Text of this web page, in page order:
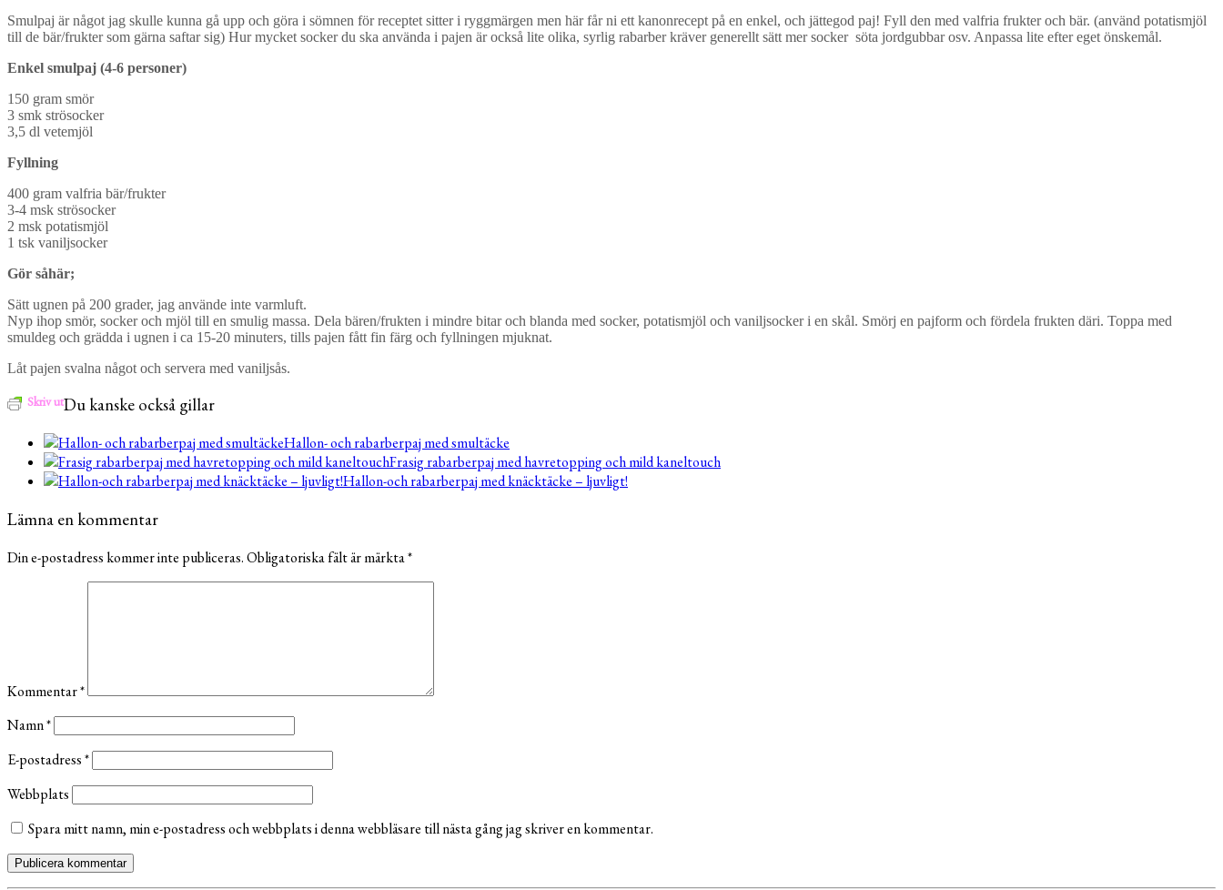
Smulpaj är något jag skulle kunna gå upp och göra i sömnen för receptet sitter i ryggmärgen men här får ni ett kanonrecept på en enkel, och jättegod paj! Fyll den med valfria frukter och bär. (använd potatismjöl
till de bär/frukter som gärna saftar sig) Hur mycket socker du ska använda i pajen är också lite olika, syrlig rabarber kräver generellt sätt mer socker söta jordgubbar osv. Anpassa lite efter eget önskemål.
Enkel smulpaj (4-6 personer)
150 gram smör
3 smk strösocker
3,5 dl vetemjöl
Fyllning
400 gram valfria bär/frukter
3-4 msk strösocker
2 msk potatismjöl
1 tsk vaniljsocker
Gör såhär;
Sätt ugnen på 200 grader, jag använde inte varmluft.
Nyp ihop smör, socker och mjöl till en smulig massa. Dela bären/frukten i mindre bitar och blanda med socker, potatismjöl och vaniljsocker i en skål. Smörj en pajform och fördela frukten däri. Toppa med
smuldeg och grädda i ugnen i ca 15-20 minuters, tills pajen fått fin färg och fyllningen mjuknat.
Låt pajen svalna något och servera med vaniljsås.
Skriv utDu kanske också gillar
Hallon- och rabarberpaj med smultäcke
Frasig rabarberpaj med havretopping och mild kaneltouch
Hallon-och rabarberpaj med knäcktäcke – ljuvligt!
Lämna en kommentar
Din e-postadress kommer inte publiceras.Obligatoriska fält är märkta*
Kommentar*
Namn*
E-postadress*
Webbplats
Spara mitt namn, min e-postadress och webbplats i denna webbläsare till nästa gång jag skriver en kommentar.